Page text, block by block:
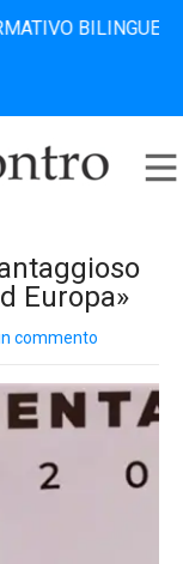
BILINGUE CHE
Europa»
commento